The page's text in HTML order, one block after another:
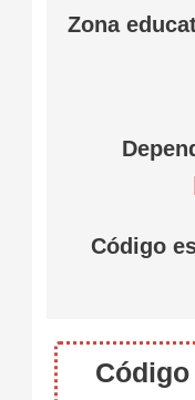
Zona
Código